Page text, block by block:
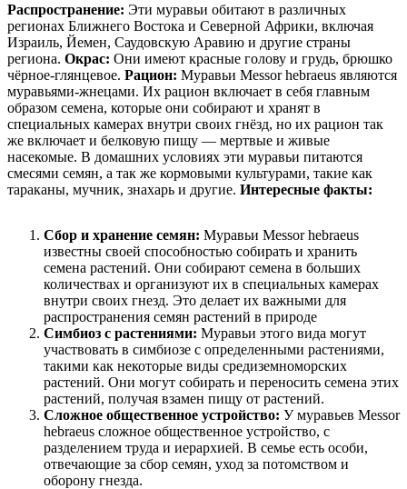
Распространение: Эти муравьи обитают в различных
регионах Ближнего Востока и Северной Африки, включая
Израиль, Йемен, Саудовскую Аравию и другие страны
региона. Окрас: Они имеют красные голову и грудь, брюшко
чёрное-глянцевое. Рацион: Муравьи Messor hebraeus являются
муравьями-жнецами. Их рацион включает в себя главным
образом семена, которые они собирают и хранят в
специальных камерах внутри своих гнёзд, но их рацион так
же включает и белковую пищу — мертвые и живые
насекомые. В домашних условиях эти муравьи питаются
смесями семян, а так же кормовыми культурами, такие как
тараканы, мучник, знахарь и другие. Интересные факты:
Сбор и хранение семян: Муравьи Messor hebraeus
известны своей способностью собирать и хранить
семена растений. Они собирают семена в больших
количествах и организуют их в специальных камерах
внутри своих гнезд. Это делает их важными для
распространения семян растений в природе
Симбиоз с растениями: Муравьи этого вида могут
участвовать в симбиозе с определенными растениями,
такими как некоторые виды средиземноморских
растений. Они могут собирать и переносить семена этих
растений, получая взамен пищу от растений.
Сложное общественное устройство: У муравьев Messor
hebraeus сложное общественное устройство, с
разделением труда и иерархией. В семье есть особи,
отвечающие за сбор семян, уход за потомством и
оборону гнезда.